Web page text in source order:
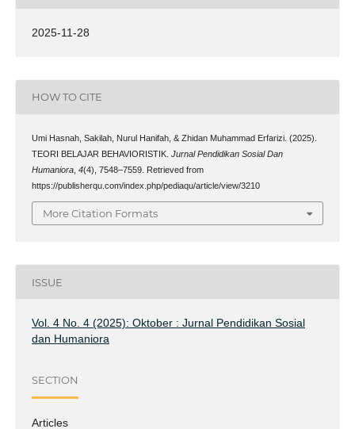
2025-11-28
HOW TO CITE
Umi Hasnah, Sakilah, Nurul Hanifah, & Zhidan Muhammad Erfarizi. (2025).
TEORI BELAJAR BEHAVIORISTIK. Jurnal Pendidikan Sosial Dan
Humaniora, 4(4), 7548–7559. Retrieved from
https://publisherqu.com/index.php/pediaqu/article/view/3210
More Citation Formats
ISSUE
Vol. 4 No. 4 (2025): Oktober : Jurnal Pendidikan Sosial
dan Humaniora
SECTION
Articles